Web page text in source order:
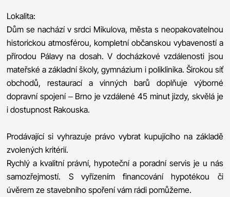
Lokalita:
Dům se nachází v srdci Mikulova, města s neopakovatelnou
historickou atmosférou, kompletní občanskou vybaveností a
přírodou Pálavy na dosah. V docházkové vzdálenosti jsou
mateřské a základní školy, gymnázium i poliklinika. Širokou síť
obchodů, restaurací a vinných barů doplňuje výborné
dopravní spojení – Brno je vzdálené 45 minut jízdy, skvělá je
i dostupnost Rakouska.
Prodávající si vyhrazuje právo vybrat kupujícího na základě
zvolených kritérií.
Rychlý a kvalitní právní, hypoteční a poradní servis je u nás
samozřejmostí. S vyřízením financování hypotékou či
úvěrem ze stavebního spoření vám rádi pomůžeme.